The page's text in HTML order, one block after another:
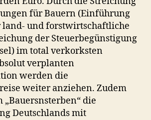
für Bauern (Einführung
land- und forstwirtschaftliche
der Steuerbegünstigung
im total verkorksten
verplanten
werden die
weiter anziehen. Zudem
„Bauersnsterben“ die
Deutschlands mit